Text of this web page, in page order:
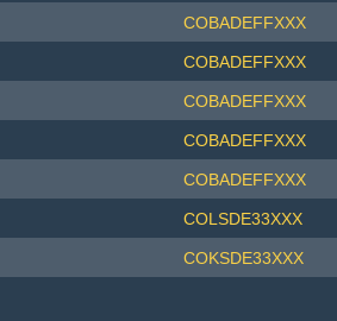
COBADEFFXXX
COBADEFFXXX
COBADEFFXXX
COBADEFFXXX
COBADEFFXXX
COLSDE33XXX
COKSDE33XXX